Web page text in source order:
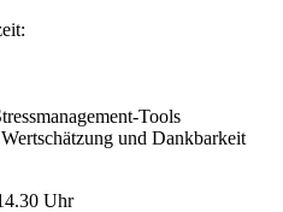
Tools
und Dankbarkeit
Uhr